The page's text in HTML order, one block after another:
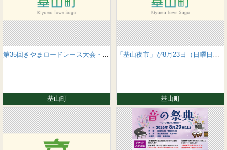
第35回きやまロードレース大会・第12回きやまスロージョギング🄬大会を開催します。
基山町
「基山夜市」が8月23日（日曜日）に開催されます！！
基山町